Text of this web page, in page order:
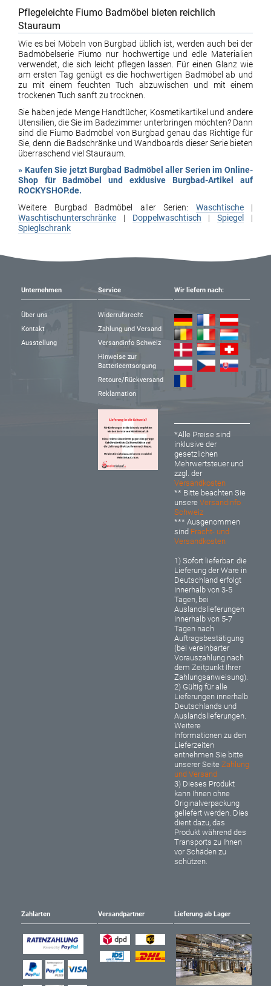
Pflegeleichte Fiumo Badmöbel bieten reichlich
Stauraum
Wie es bei Möbeln von Burgbad üblich ist, werden auch bei der
Badmöbelserie Fiumo nur hochwertige und edle Materialien
verwendet, die sich leicht pflegen lassen. Für einen Glanz wie
am ersten Tag genügt es die hochwertigen Badmöbel ab und
zu mit einem feuchten Tuch abzuwischen und mit einem
trockenen Tuch sanft zu trocknen.
Sie haben jede Menge Handtücher, Kosmetikartikel und andere
Utensilien, die Sie im Badezimmer unterbringen möchten? Dann
sind die Fiumo Badmöbel von Burgbad genau das Richtige für
Sie, denn die Badschränke und Wandboards dieser Serie bieten
überraschend viel Stauraum.
» Kaufen Sie jetzt Burgbad Badmöbel aller Serien im Online-
Shop für Badmöbel und exklusive Burgbad-Artikel auf
ROCKYSHOP.de.
Weitere Burgbad Badmöbel aller Serien: Waschtische|
Waschtischunterschränke | Doppelwaschtisch |Spiegel
|
Spieglschrank
Unternehmen
Über uns
Kontakt
Ausstellung
Service
Widerrufsrecht
Zahlung und Versand
Versandinfo Schweiz
Hinweise zur
Batterieentsorgung
Retoure/Rückversand
Reklamation
Wir liefern nach:
*Alle Preise sind
inklusive der
gesetzlichen
Mehrwertsteuer und
zzgl. der
Versandkosten
** Bitte beachten Sie
unsereVersandinfo
Schweiz
*** Ausgenommen
sind Fracht- und
Versandkosten
1) Sofort lieferbar: die
Lieferung der Ware in
Deutschland erfolgt
innerhalb von 3-5
Tagen, bei
Auslandslieferungen
innerhalb von 5-7
Tagen nach
Auftragsbestätigung
(bei vereinbarter
Vorauszahlung nach
dem Zeitpunkt Ihrer
Zahlungsanweisung).
2) Gültig für alle
Lieferungen innerhalb
Deutschlands und
Auslandslieferungen.
Weitere
Informationen zu den
Lieferzeiten
entnehmen Sie bitte
unserer SeiteZahlung
und Versand
3) Dieses Produkt
kann Ihnen ohne
Originalverpackung
geliefert werden. Dies
dient dazu, das
Produkt während des
Transports zu Ihnen
vor Schäden zu
schützen.
Zahlarten Versandpartner Lieferung ab Lager